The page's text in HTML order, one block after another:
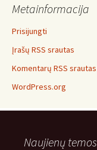
Metainformacija
Prisijungti
Įrašų RSS srautas
Komentarų RSS srautas
WordPress.org
Naujienų temos